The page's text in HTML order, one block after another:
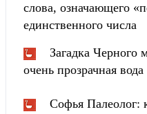
слова, означающего
единственного числа
Загадка Черного
очень прозрачная вода
Софья Палеолог: